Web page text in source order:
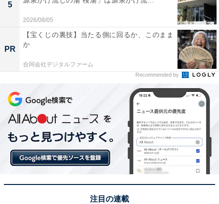
5
2026/08/05
PR
【宝くじの裏技】当たる側に回るか、このまま
か
合同会社デジタルファーム
Recommended by
注目の連載